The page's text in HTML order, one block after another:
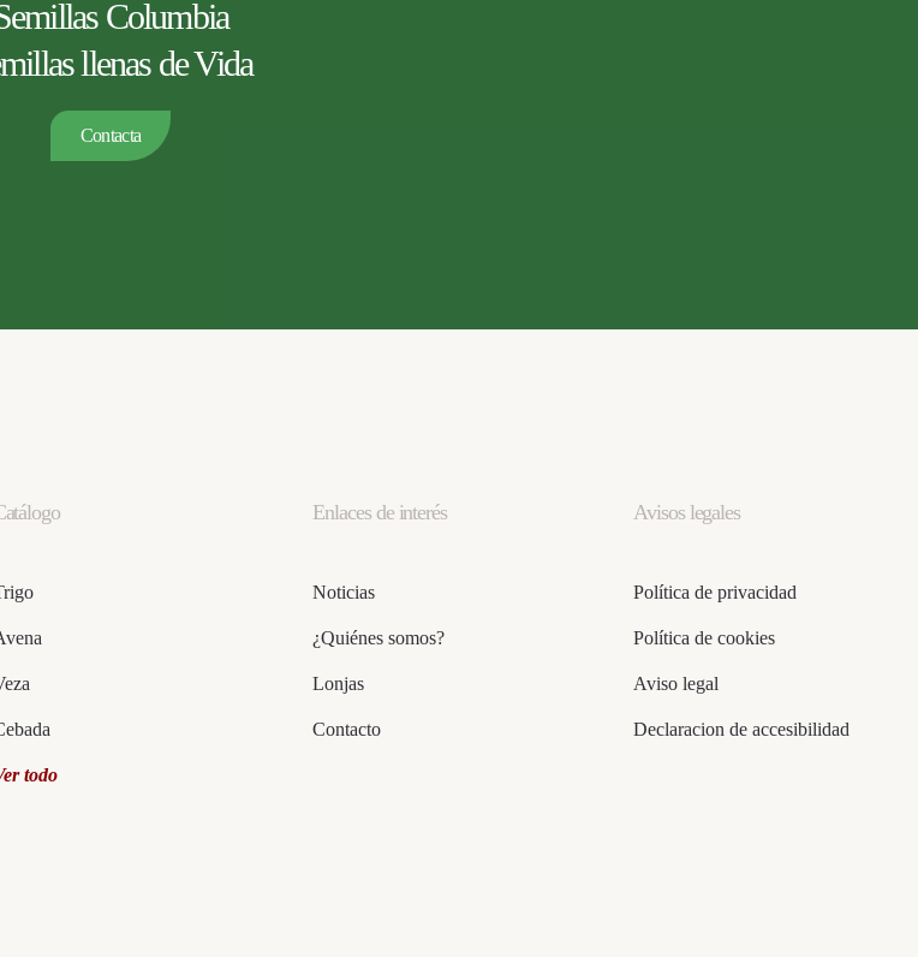
Columbia
llenas de Vida
Contacta
todo
Enlaces de interés
Noticias
¿Quiénes somos?
Lonjas
Contacto
Avisos legales
Política de privacidad
Política de cookies
Aviso legal
Declaracion de accesibilidad